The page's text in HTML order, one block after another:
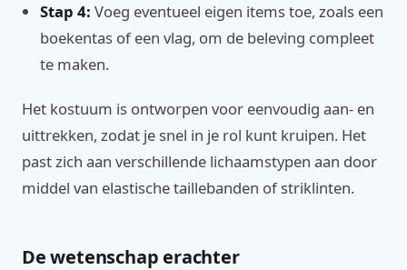
Stap 4: Voeg eventueel eigen items toe, zoals een
boekentas of een vlag, om de beleving compleet
te maken.
Het kostuum is ontworpen voor eenvoudig aan- en
uittrekken, zodat je snel in je rol kunt kruipen. Het
past zich aan verschillende lichaamstypen aan door
middel van elastische taillebanden of striklinten.
De wetenschap erachter